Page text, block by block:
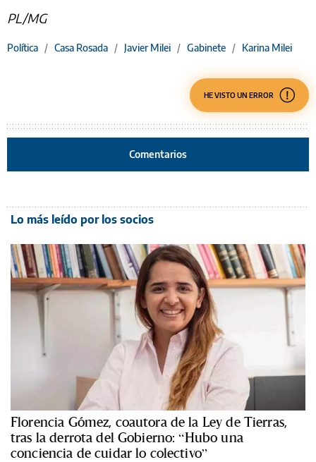
PL/MG
Política / Casa Rosada / Javier Milei / Gabinete / Karina Milei
HE VISTO UN ERROR
Comentarios
Lo más leído por los socios
Florencia Gómez, coautora de la Ley de Tierras,
tras la derrota del Gobierno: “Hubo una
conciencia de cuidar lo colectivo”